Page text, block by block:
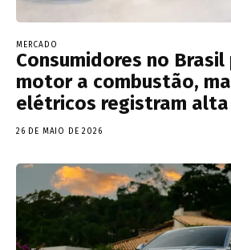
MERCADO
Consumidores no
motor a combustão,
elétricos registram alta
26 DE MAIO DE 2026